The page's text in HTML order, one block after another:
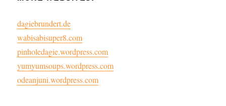
dagiebrundert.de
wabisabisuper8.com
pinholedagie.wordpress.com
yumyumsoups.wordpress.com
odeanjuni.wordpress.com